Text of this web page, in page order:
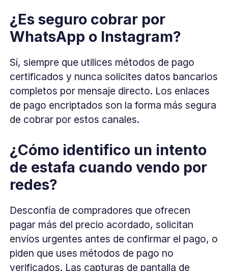
¿Es seguro cobrar por
WhatsApp o Instagram?
Sí, siempre que utilices métodos de pago
certificados y nunca solicites datos bancarios
completos por mensaje directo. Los enlaces
de pago encriptados son la forma más segura
de cobrar por estos canales.
¿Cómo identifico un intento
de estafa cuando vendo por
redes?
Desconfía de compradores que ofrecen
pagar más del precio acordado, solicitan
envíos urgentes antes de confirmar el pago, o
piden que uses métodos de pago no
verificados. Las capturas de pantalla de